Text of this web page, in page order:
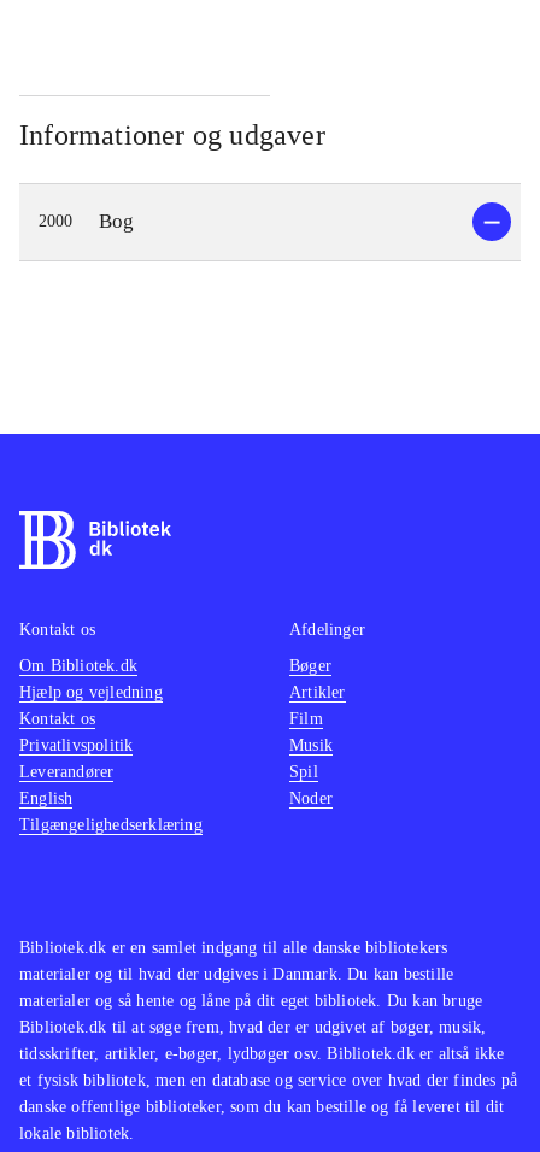
Informationer og udgaver
2000 Bog
Bibliotek.dk er en samlet indgang til alle danske bibliotekers
materialer og til hvad der udgives i Danmark. Du kan bestille
materialer og så hente og låne på dit eget bibliotek. Du kan bruge
Bibliotek.dk til at søge frem, hvad der er udgivet af bøger, musik,
tidsskrifter, artikler, e-bøger, lydbøger osv. Bibliotek.dk er altså ikke
et fysisk bibliotek, men en database og service over hvad der findes på
danske offentlige biblioteker, som du kan bestille og få leveret til dit
lokale bibliotek.
Kontakt os
Om Bibliotek.dk
Hjælp og vejledning
Kontakt os
Privatlivspolitik
Leverandører
English
Tilgængelighedserklæring
Afdelinger
Bøger
Artikler
Film
Musik
Spil
Noder